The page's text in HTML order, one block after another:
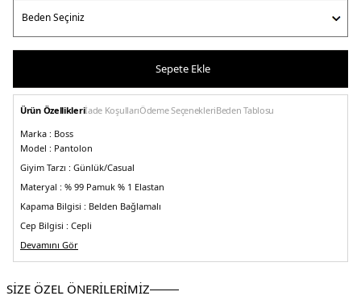
Sepete Ekle
Ürün Özellikleriİade KoşullarıÖdeme SeçenekleriBeden Tablosu
Marka : Boss
Model : Pantolon
Giyim Tarzı : Günlük/Casual
Materyal : % 99 Pamuk % 1 Elastan
Kapama Bilgisi : Belden Bağlamalı
Cep Bilgisi : Cepli
Kalıp :Oversize Fit
Üretim Yeri :&Portekiz
Devamını Gör
SİZE ÖZEL ÖNERİLERİMİZ